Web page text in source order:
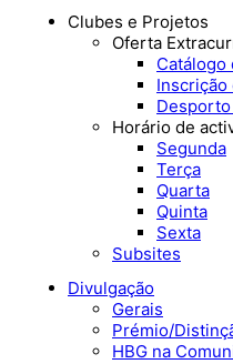
Clubes e Projetos
Oferta
Catálogo
Inscrição
Horário de
Segunda
Terça
Quarta
Quinta
Sexta
Subsites
Divulgação
Gerais
Prémio/
HBG na